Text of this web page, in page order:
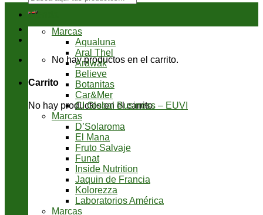
por:
No hay productos en el carrito.
Carrito
No hay productos en el carrito.
Tienda
Marcas
Aqualuna
Aral Thel
Arawak
Believe
Botanitas
Car&Mer
CI Global Business – EUVI
Marcas
D’Solaroma
El Mana
Fruto Salvaje
Funat
Inside Nutrition
Jaquin de Francia
Kolorezza
Laboratorios América
Marcas